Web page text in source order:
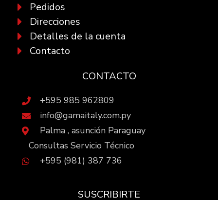
Pedidos
Direcciones
Detalles de la cuenta
Contacto
CONTACTO
+595 985 962809
info@gamaitaly.com.py
Palma , asunción Paraguay
Consultas Servicio Técnico
+595 (981) 387 736
SUSCRIBIRTE